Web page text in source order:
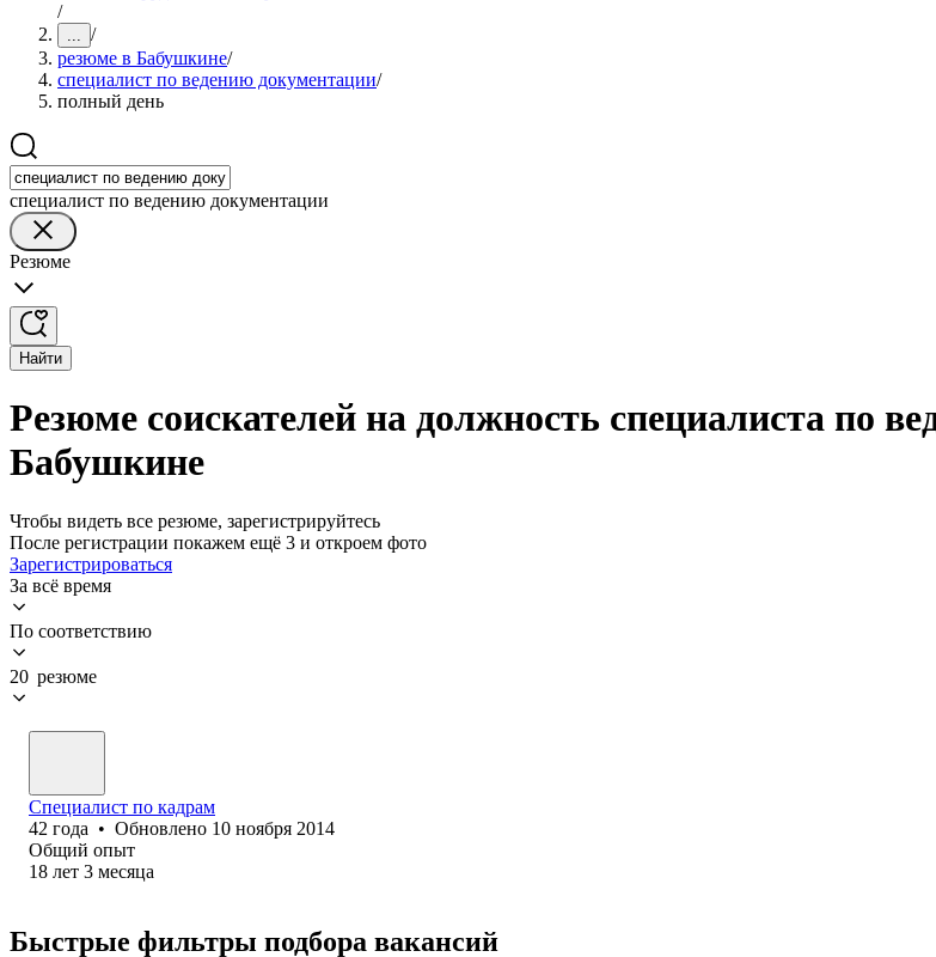
/
... /
резюме в Бабушкине/
специалист по ведению документации/
полный день
специалист по ведению документации
Резюме
Найти
Резюме соискателей на должность специалиста по
Бабушкине
Чтобы видеть все резюме, зарегистрируйтесь
После регистрации покажем ещё 3 и откроем фото
Зарегистрироваться
За всё время
По соответствию
20 резюме
Специалист по кадрам
42 года • Обновлено 10 ноября 2014
Общий опыт
18 лет 3 месяца
Быстрые фильтры подбора вакансий